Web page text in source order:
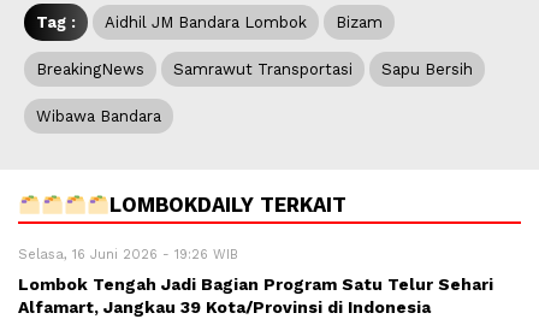
Tag : Aidhil JM Bandara Lombok Bizam
BreakingNews Samrawut Transportasi Sapu Bersih
Wibawa Bandara
LOMBOKDAILY TERKAIT
Selasa, 16 Juni 2026 - 19:26 WIB
Lombok Tengah Jadi Bagian Program Satu Telur Sehari
Alfamart, Jangkau 39 Kota/Provinsi di Indonesia